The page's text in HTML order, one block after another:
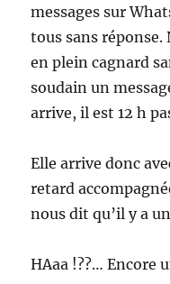
messages sur
tous sans réponse.
en plein cagnard
soudain un
arrive, il est 12 h
Elle arrive donc
retard
nous dit qu’il y a
HAaa !??… Encore